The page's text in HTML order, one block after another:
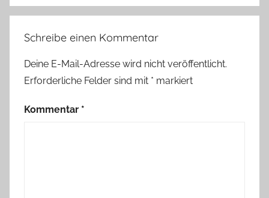
Schreibe einen Kommentar
Deine E-Mail-Adresse wird nicht veröffentlicht.
Erforderliche Felder sind mit * markiert
Kommentar *